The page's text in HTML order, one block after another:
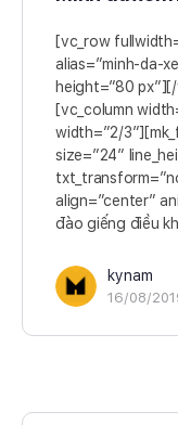
[vc_row
alias=”minh-da-
height=”80
[vc_column
width=”2/
size=”24″
align=”center”
đào giếng điều
kynam
16/08/